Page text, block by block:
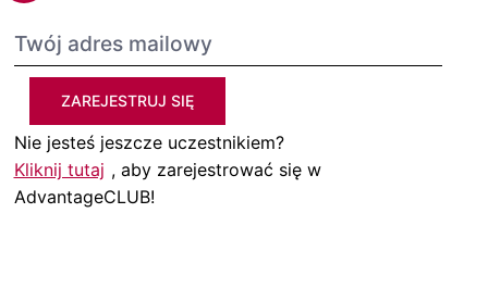
ZAREJESTRUJ SIĘ
Nie jesteś jeszcze uczestnikiem?
Kliknij tutaj , aby zarejestrować się w
AdvantageCLUB!